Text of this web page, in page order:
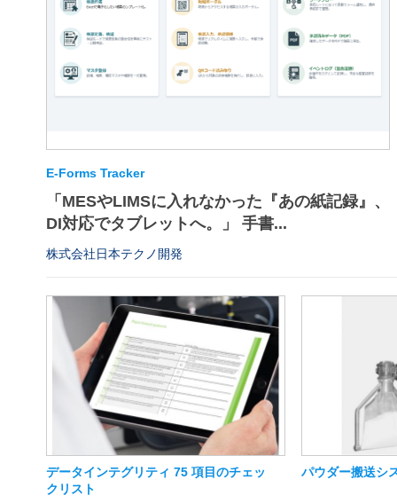
E-Forms Tracker
「MESやLIMSに入れなかった『あの紙記録』、
DI対応でタブレットへ。」 手書...
株式会社日本テクノ開発
データインテグリティ 75 項目のチェッ
クリスト
パウダー搬送シ